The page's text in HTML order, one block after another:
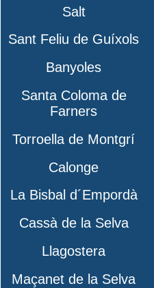
Salt
Sant Feliu de Guíxols
Banyoles
Santa Coloma de
Farners
Torroella de Montgrí
Calonge
La Bisbal d´Empordà
Cassà de la Selva
Llagostera
Maçanet de la Selva